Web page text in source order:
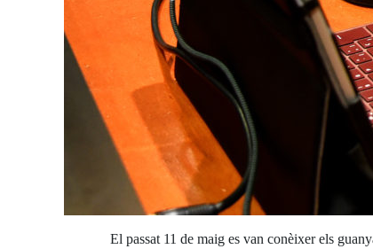
El passat 11 de maig es van conèixer els